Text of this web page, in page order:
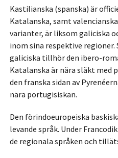
Kastilianska (spanska) är
Katalanska, samt
varianter, är liksom galiciska
inom sina respektive regioner.
galiciska tillhör den ibero-
Katalanska är nära släkt med
den franska sidan av
nära portugisiskan.
Den förindoeuropeiska
levande språk. Under
de regionala språken och